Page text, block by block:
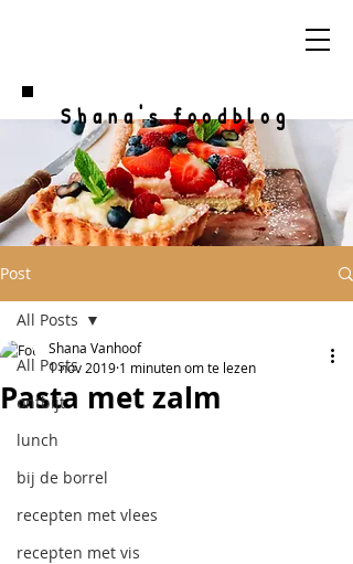
Shana's foodblog
Post
All Posts
ontbijt
lunch
bij de borrel
recepten met vlees
recepten met vis
All Posts
Pasta met zalm
Shana Vanhoof
1 nov 2019 1 minuten om te lezen